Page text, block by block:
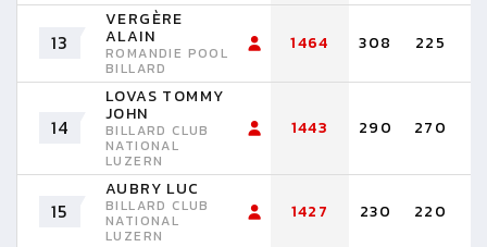
13
VERGÈRE
ALAIN
ROMANDIE POOL
BILLARD
1464 308 225
14
LOVAS TOMMY
JOHN
BILLARD CLUB
NATIONAL
LUZERN
1443 290 270
15
AUBRY LUC
BILLARD CLUB
NATIONAL
LUZERN
1427 230 220